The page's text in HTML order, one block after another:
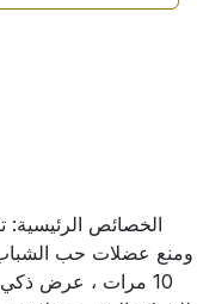
الخصائص
ومنع عضلات حب الشباب
10 مرات ، عرض